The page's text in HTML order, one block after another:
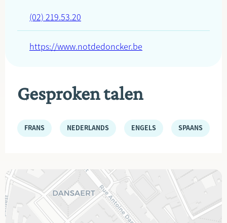
(02) 219.53.20
https://www.notdedoncker.be
Gesproken talen
FRANS NEDERLANDS ENGELS SPAANS